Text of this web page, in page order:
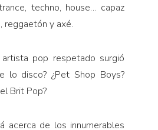
techno, house… capaz
reggaetón y axé.
artista pop respetado surgió
lo disco? ¿Pet Shop Boys?
Brit Pop?
acerca de los innumerables